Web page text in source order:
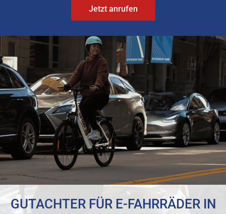
Jetzt anrufen
GUTACHTER FÜR E-FAHRRÄDER IN